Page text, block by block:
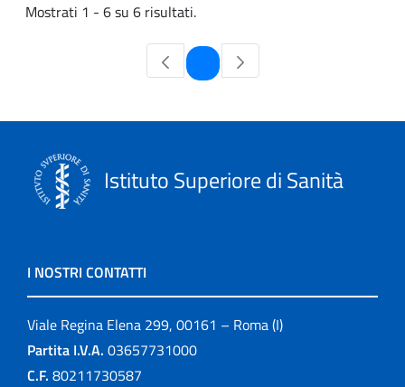
Mostrati 1 - 6 su 6 risultati.
Pagina
Istituto Superiore di Sanità
I NOSTRI CONTATTI
Viale Regina Elena 299, 00161 – Roma (I)
Partita I.V.A. 03657731000
C.F. 80211730587